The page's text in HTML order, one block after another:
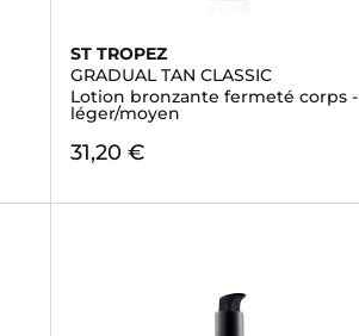
ST TROPEZ
GRADUAL TAN CLASSIC
Lotion bronzante fermeté corps -
léger/moyen
31,20 €